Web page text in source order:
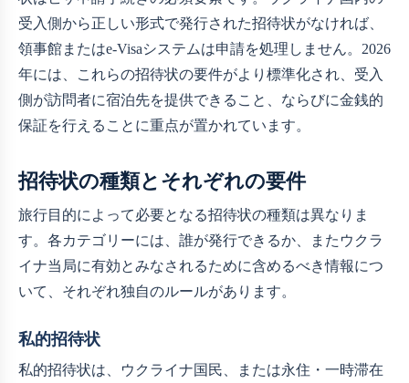
受入側から正しい形式で発行された招待状がなければ、
領事館またはe-Visaシステムは申請を処理しません。2026
年には、これらの招待状の要件がより標準化され、受入
側が訪問者に宿泊先を提供できること、ならびに金銭的
保証を行えることに重点が置かれています。
招待状の種類とそれぞれの要件
旅行目的によって必要となる招待状の種類は異なりま
す。各カテゴリーには、誰が発行できるか、またウクラ
イナ当局に有効とみなされるために含めるべき情報につ
いて、それぞれ独自のルールがあります。
私的招待状
私的招待状は、ウクライナ国民、または永住・一時滞在